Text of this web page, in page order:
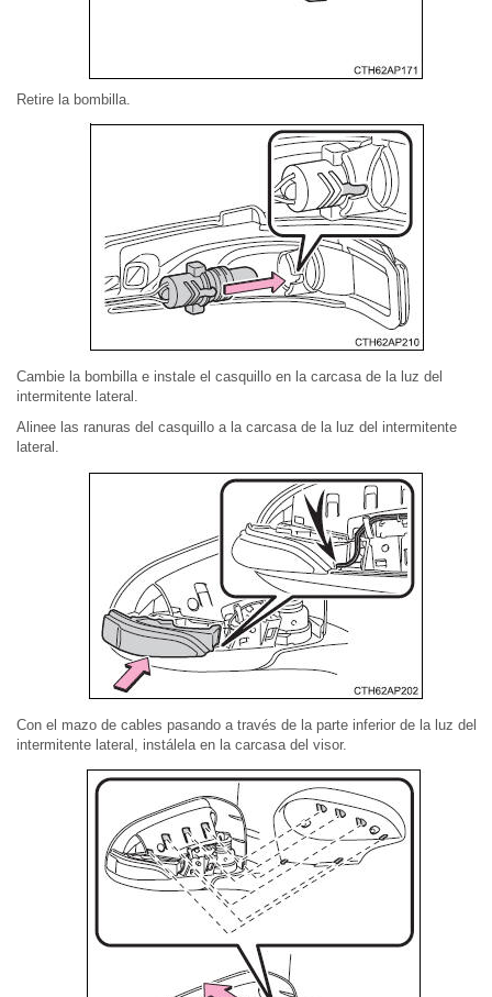
Retire la bombilla.
Cambie la bombilla e instale el casquillo en la carcasa de la luz del
intermitente lateral.
Alinee las ranuras del casquillo a la carcasa de la luz del intermitente
lateral.
Con el mazo de cables pasando a través de la parte inferior de la luz del
intermitente lateral, instálela en la carcasa del visor.